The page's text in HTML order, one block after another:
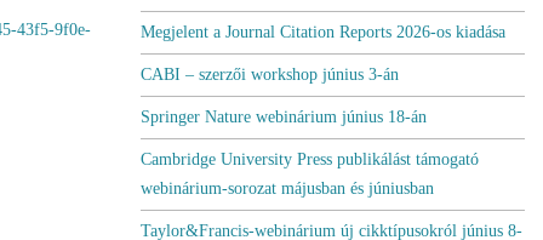
43f5-9f0e- Megjelent a Journal Citation Reports 2026-os kiadása
CABI – szerzői workshop június 3-án
Springer Nature webinárium június 18-án
Cambridge University Press publikálást támogató
webinárium-sorozat májusban és júniusban
Taylor&Francis-webinárium új cikktípusokról június 8-